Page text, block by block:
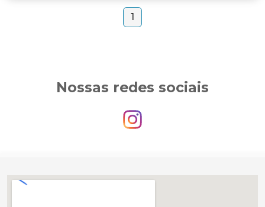
1
Nossas redes sociais